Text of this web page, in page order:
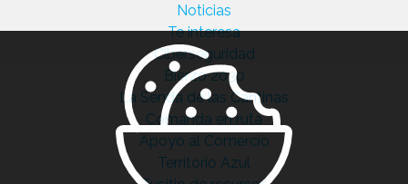
Noticias
Te interesa
Ciberseguridad
Bierzo 2030
La Senda de las Cantinas
Comanda en ruta
Apoyo al Comercio
Territorio Azul